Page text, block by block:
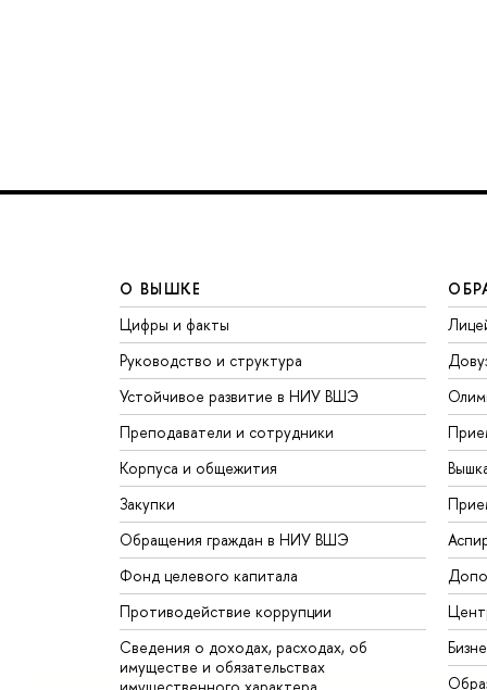
О ВЫШКЕ
Цифры и факты
Руководство и структура
Устойчивое развитие в НИУ ВШЭ
Преподаватели и сотрудники
Корпуса и общежития
Закупки
Обращения граждан в НИУ ВШЭ
Фонд целевого капитала
Противодействие коррупции
Сведения о доходах, расходах, об
имуществе и обязательствах